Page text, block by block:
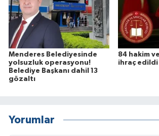
Menderes Belediyesinde
yolsuzluk operasyonu!
Belediye Başkanı dahil 13
gözaltı
84 hakim
ihraç edildi
Yorumlar